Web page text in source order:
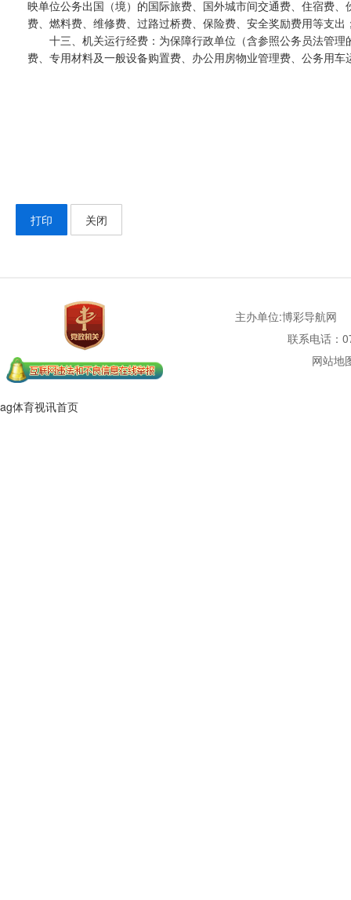
映单位公务出国（境）的国际旅费、国外城市间交通费、住宿费
费、燃料费、维修费、过路过桥费、保险费、安全奖励费用等支
十三、机关运行经费：为保障行政单位（含参照公务员法管
费、专用材料及一般设备购置费、办公用房物业管理费、公务用车
打印 关闭
主办单位:博彩导航网
联系电话：
网站地
ag体育视讯首页